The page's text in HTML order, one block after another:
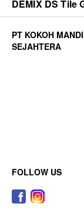
DEMIX DS Tile
FOLLOW US